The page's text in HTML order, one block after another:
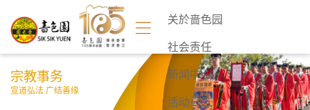
关於啬色园
社会责任
新闻中心
活动日志
宗教事务
宣道弘法 广结善缘